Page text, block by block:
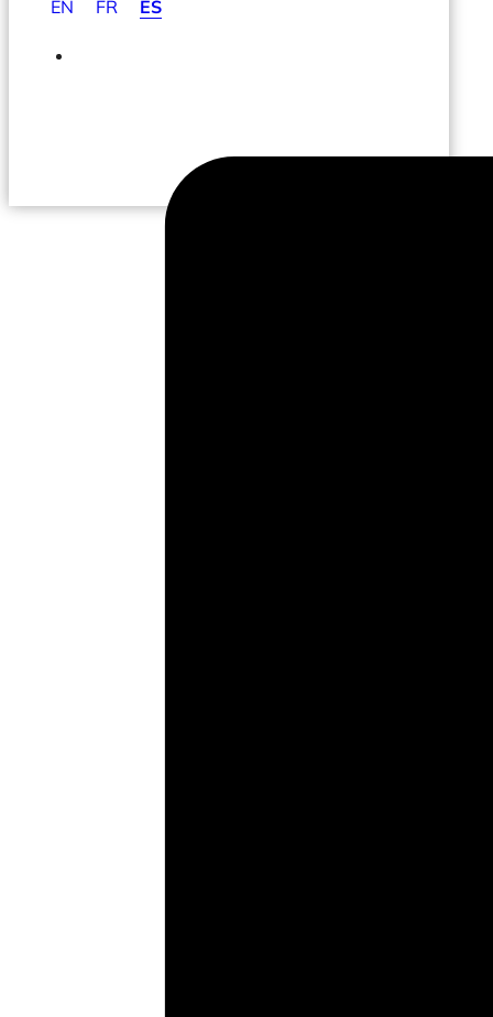
EN FR ES